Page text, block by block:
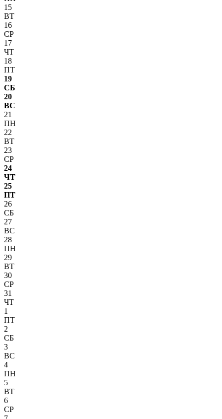
15
ВТ
16
СР
17
ЧТ
18
ПТ
19
СБ
20
ВС
21
ПН
22
ВТ
23
СР
24
ЧТ
25
ПТ
26
СБ
27
ВС
28
ПН
29
ВТ
30
СР
31
ЧТ
1
ПТ
2
СБ
3
ВС
4
ПН
5
ВТ
6
СР